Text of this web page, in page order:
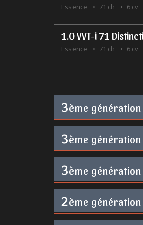
Essence 71 ch 6 cv
1.0 VVT-i 71
Essence 71 ch 6 cv
3ème
3ème
3ème
2ème